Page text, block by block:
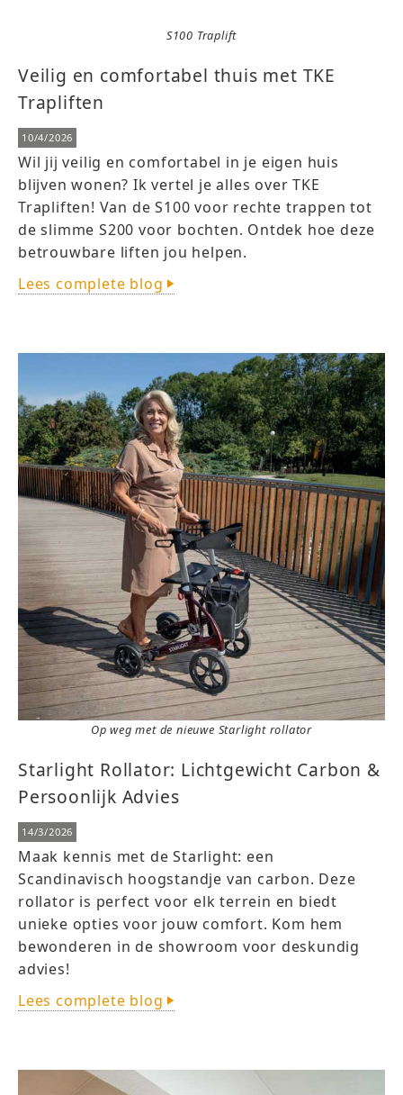
S100 Traplift
Veilig en comfortabel thuis met TKE
Trapliften
10/4/2026
Wil jij veilig en comfortabel in je eigen huis
blijven wonen? Ik vertel je alles over TKE
Trapliften! Van de S100 voor rechte trappen tot
de slimme S200 voor bochten. Ontdek hoe deze
betrouwbare liften jou helpen.
Lees complete blog
Op weg met de nieuwe Starlight rollator
Starlight Rollator: Lichtgewicht Carbon &
Persoonlijk Advies
14/3/2026
Maak kennis met de Starlight: een
Scandinavisch hoogstandje van carbon. Deze
rollator is perfect voor elk terrein en biedt
unieke opties voor jouw comfort. Kom hem
bewonderen in de showroom voor deskundig
advies!
Lees complete blog